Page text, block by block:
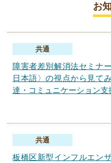
お
共通
障害者差別解消法セミナ
日本語〉の視点から見て
達・コミュニケーション支
共通
板橋区新型インフルエン